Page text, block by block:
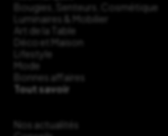
Bougies, Senteurs, Cosmétique
Luminaires & Mobilier
Art de la Table
Déco et Maison
Lifestyle
Mode
Bonnes affaires
Tout savoir
Nos actualités